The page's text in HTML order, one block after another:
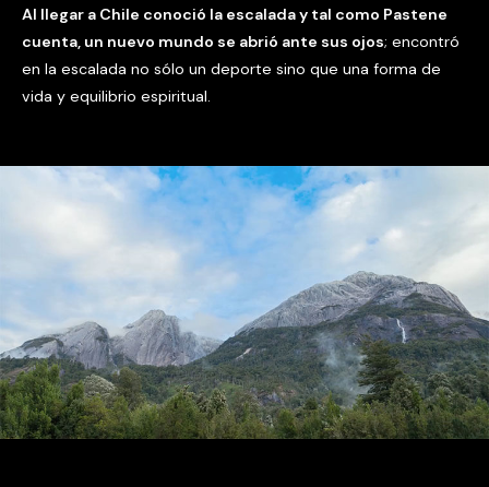
Al llegar a Chile conoció la escalada y tal como Pastene
cuenta, un nuevo mundo se abrió ante sus ojos; encontró
en la escalada no sólo un deporte sino que una forma de
vida y equilibrio espiritual.